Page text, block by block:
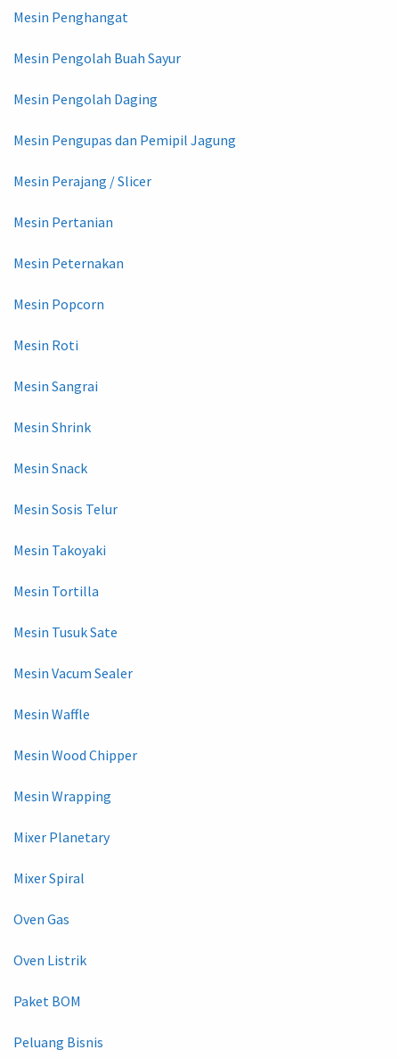
Mesin Penghangat
Mesin Pengolah Buah Sayur
Mesin Pengolah Daging
Mesin Pengupas dan Pemipil Jagung
Mesin Perajang / Slicer
Mesin Pertanian
Mesin Peternakan
Mesin Popcorn
Mesin Roti
Mesin Sangrai
Mesin Shrink
Mesin Snack
Mesin Sosis Telur
Mesin Takoyaki
Mesin Tortilla
Mesin Tusuk Sate
Mesin Vacum Sealer
Mesin Waffle
Mesin Wood Chipper
Mesin Wrapping
Mixer Planetary
Mixer Spiral
Oven Gas
Oven Listrik
Paket BOM
Peluang Bisnis